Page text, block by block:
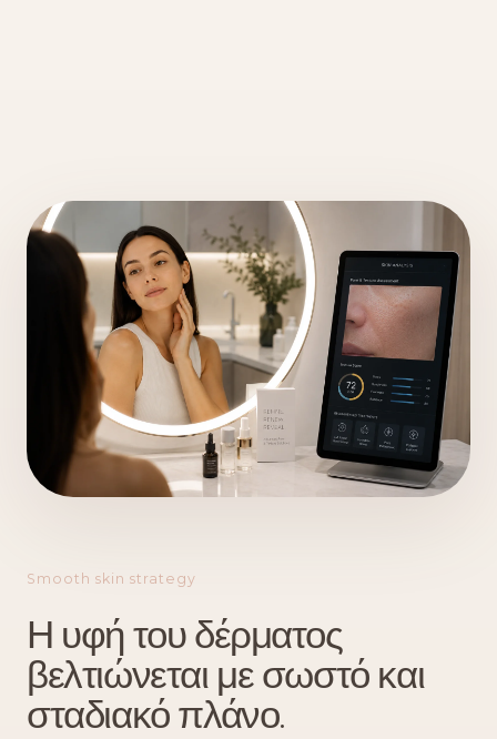
Smooth skin strategy
Η υφή του δέρματος
βελτιώνεται με σωστό και
σταδιακό πλάνο.